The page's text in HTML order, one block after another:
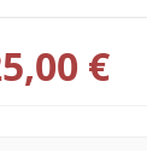
€